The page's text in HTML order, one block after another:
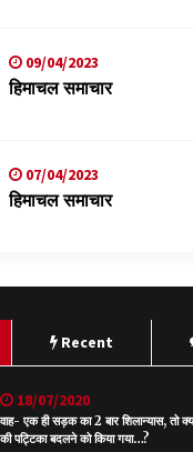
09/04/2023
हिमाचल समाचार
07/04/2023
हिमाचल समाचार
Recent
18/07/2020
वाह- एक ही सड़क का 2 बार शिलान्यास, तो
की पट्टिका बदलने को किया गया…?